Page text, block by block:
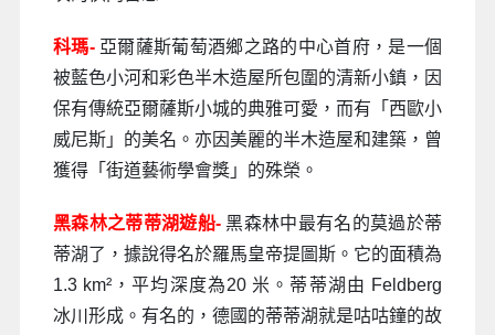
科瑪- 亞爾薩斯葡萄酒鄉之路的中心首府，是一個
被藍色小河和彩色半木造屋所包圍的清新小鎮，因
保有傳統亞爾薩斯小城的典雅可愛，而有「西歐小
威尼斯」的美名。亦因美麗的半木造屋和建築，曾
獲得「街道藝術學會獎」的殊榮。
黑森林之蒂蒂湖遊船- 黑森林中最有名的莫過於蒂
蒂湖了，據說得名於羅馬皇帝提圖斯。它的面積為
1.3 km²，平均深度為20 米。蒂蒂湖由 Feldberg
冰川形成。有名的，德國的蒂蒂湖就是咕咕鐘的故